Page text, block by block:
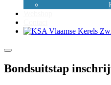
Bondsuitstap